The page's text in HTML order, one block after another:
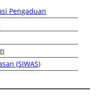
Pengaduan
(SIWAS)